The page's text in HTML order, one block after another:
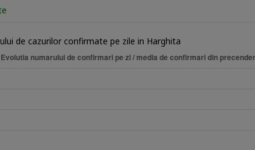
de cazurilor confirmate pe zile in Harghita